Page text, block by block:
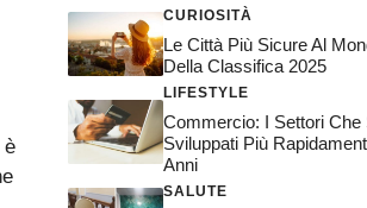
è
CURIOSITÀ
Le Città Più Sicure Al
Della Classifica 2025
LIFESTYLE
Commercio: I Settori Che
Sviluppati Più
Anni
SALUTE